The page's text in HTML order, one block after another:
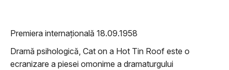
Premiera internațională 18.09.1958
Dramă psihologică, Cat on a Hot Tin Roof este o
ecranizare a piesei omonime a dramaturgului